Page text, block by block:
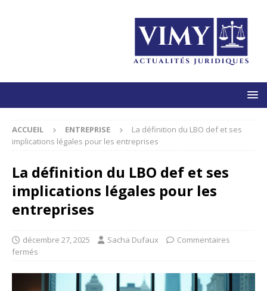
ACCUEIL ENTREPRISE
La définition du LBO def et ses
implications légales pour les entreprises
La définition du LBO def et ses
implications légales pour les
entreprises
décembre 27, 2025 Sacha Dufaux
Commentaires
fermés